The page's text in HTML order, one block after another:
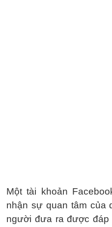
Một tài khoản
nhận sự quan tâm của
người đưa ra được đáp